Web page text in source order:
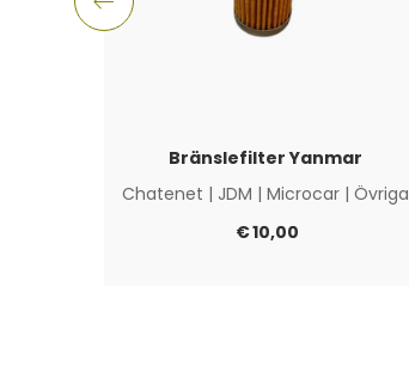
Bränslefilter Yanmar
Chatenet | JDM | Microcar | Övriga
€10,00